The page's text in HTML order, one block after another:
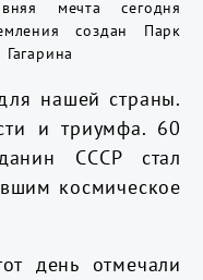
нашей страны.
и триумфа. 60
СССР стал
космическое
день отмечали